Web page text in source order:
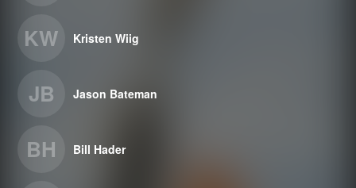
KW Kristen Wiig
JB Jason Bateman
BH Bill Hader